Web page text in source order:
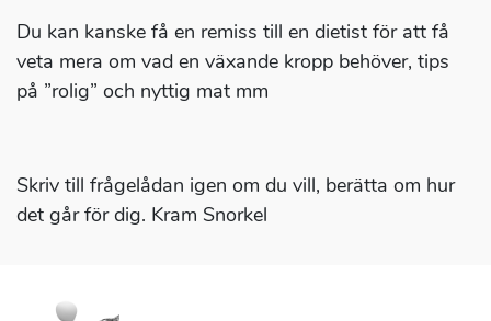
Du kan kanske få en remiss till en dietist för att få
veta mera om vad en växande kropp behöver, tips
på ”rolig” och nyttig mat mm
Skriv till frågelådan igen om du vill, berätta om hur
det går för dig. Kram Snorkel